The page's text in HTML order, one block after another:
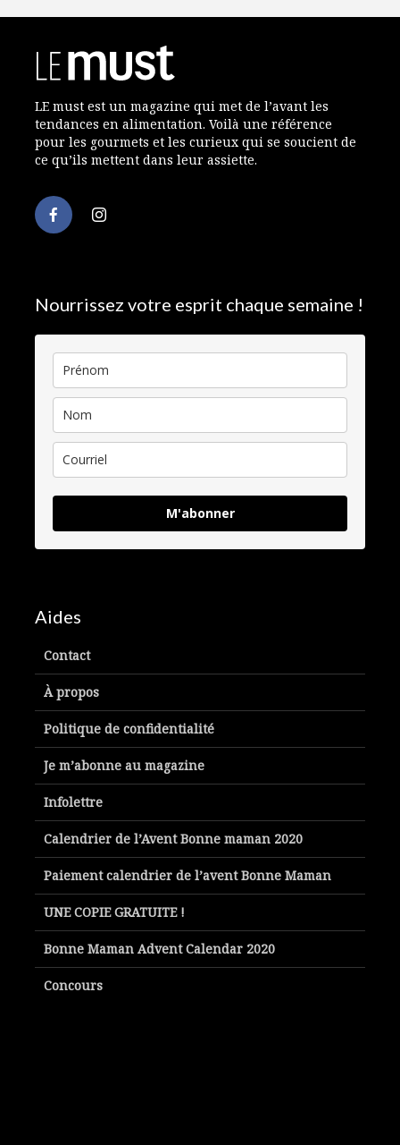
LE must est un magazine qui met de l’avant les
tendances en alimentation. Voilà une référence
pour les gourmets et les curieux qui se soucient de
ce qu’ils mettent dans leur assiette.
Nourrissez votre esprit chaque semaine !
M'abonner
Aides
Contact
À propos
Politique de confidentialité
Je m’abonne au magazine
Infolettre
Calendrier de l’Avent Bonne maman 2020
Paiement calendrier de l’avent Bonne Maman
UNE COPIE GRATUITE !
Bonne Maman Advent Calendar 2020
Concours